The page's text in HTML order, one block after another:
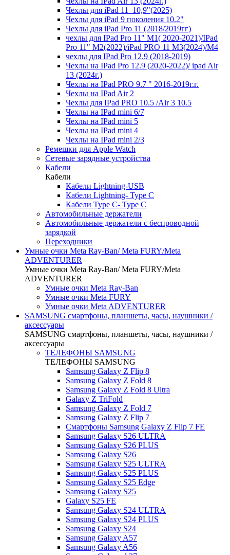
Чехлы для iPad 11_10,9"(2025)
Чехлы для iPad 9 поколения 10.2"
Чехлы для iPad Pro 11 (2018/2019гг)
чехлы для IPad Pro 11" М1( 2020-2021)/IPad
Pro 11" М2(2022)/iPad PRO 11 M3(2024)/M4
чехлы для IPad Pro 12.9 (2018-2019)
Чехлы на IPad Pro 12.9 (2020-2022)/ ipad Air
13 (2024г.)
Чехлы на IPad PRO 9.7 " 2016-2019г.г.
Чехлы на IPad Air 2
Чехлы для IPad PRO 10.5 /Air 3 10.5
Чехлы на IPad mini 6/7
Чехлы на IPad mini 5
Чехлы на IPad mini 4
Чехлы на IPad mini 2/3
Ремешки для Apple Watch
Сетевые зарядные устройства
Кабели
Кабели
Кабели Lightning-USB
Кабели Lightning- Type C
Кабели Type C- Type C
Автомобильные держатели
Автомобильные держатели с беспроводной
зарядкой
Переходники
Умные очки Meta Ray-Ban/ Meta FURY/Meta
ADVENTURER
Умные очки Meta Ray-Ban/ Meta FURY/Meta
ADVENTURER
Умные очки Meta Ray-Ban
Умные очки Meta FURY
Умные очки Meta ADVENTURER
SAMSUNG cмартфоны, планшеты, часы, наушники /
аксессуары
SAMSUNG cмартфоны, планшеты, часы, наушники /
аксессуары
ТЕЛЕФОНЫ SAMSUNG
ТЕЛЕФОНЫ SAMSUNG
Samsung Galaxy Z Flip 8
Samsung Galaxy Z Fold 8
Samsung Galaxy Z Fold 8 Ultra
Galaxy Z TriFold
Samsung Galaxy Z Fold 7
Samsung Galaxy Z Flip 7
Смартфоны Samsung Galaxy Z Flip 7 FE
Samsung Galaxy S26 ULTRA
Samsung Galaxy S26 PLUS
Samsung Galaxy S26
Samsung Galaxy S25 ULTRA
Samsung Galaxy S25 PLUS
Samsung Galaxy S25 Edge
Samsung Galaxy S25
Galaxy S25 FE
Samsung Galaxy S24 ULTRA
Samsung Galaxy S24 PLUS
Samsung Galaxy S24
Samsung Galaxy A57
Samsung Galaxy A56